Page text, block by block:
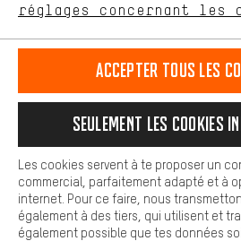
français english
RÉSILIER LE CONTRAT
Programme d'affiliation Mentions
Conditions générales de vente
Reprise des batteries Corepile
Modifier le
Tous les prix s'entendent en
réglages concernant les
est plus confortable. Avec les
Nous pouvons ainsi mettre à ta
informations utiles. De plus, tu as
facilement les bons produits. Par
facilement aux questions.
Cookies de base
Les cookies de base garantissent
fonctions de notre site web.
Accepter tous les
Seulement les cookies
Les cookies servent à te proposer un
commercial, parfaitement adapté et à
internet. Pour ce faire, nous
également à des tiers, qui utilisent et
également possible que tes données